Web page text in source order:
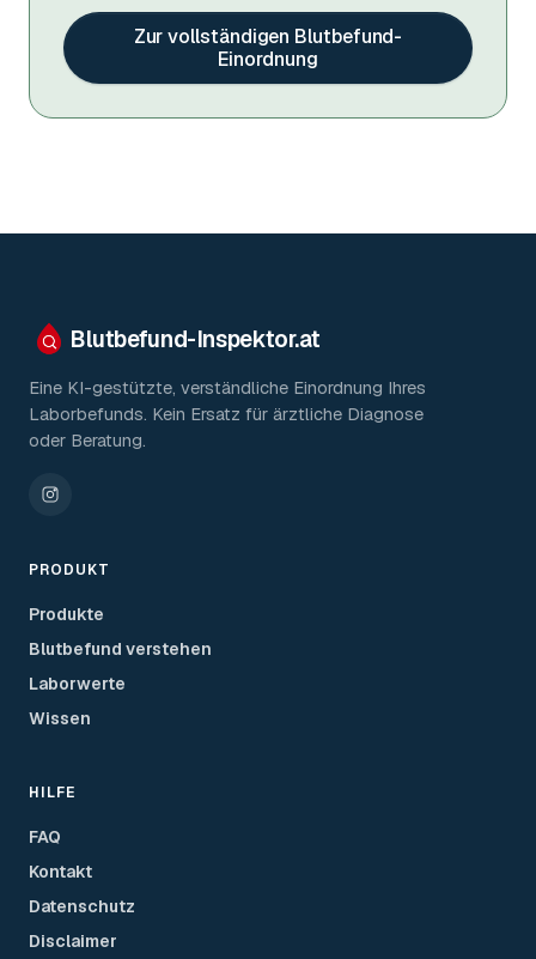
Zur vollständigen Blutbefund-
Einordnung
Blutbefund-Inspektor.at
Eine KI-gestützte, verständliche Einordnung Ihres
Laborbefunds. Kein Ersatz für ärztliche Diagnose
oder Beratung.
PRODUKT
Produkte
Blutbefund verstehen
Laborwerte
Wissen
HILFE
FAQ
Kontakt
Datenschutz
Disclaimer